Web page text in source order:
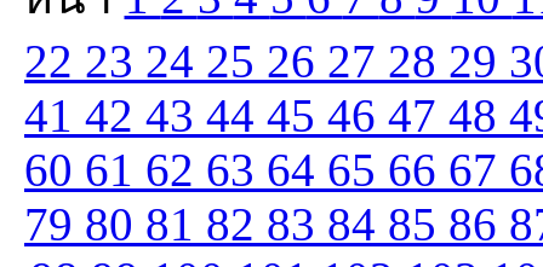
22 23 24 25 26 27 28 29
41 42 43 44 45 46 47 48
60 61 62 63 64 65 66 67
79 80 81 82 83 84 85 86